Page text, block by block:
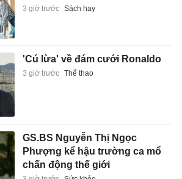
3 giờ trước Sách hay
'Cú lừa' về đám cưới Ronaldo
3 giờ trước Thể thao
GS.BS Nguyễn Thị Ngọc
Phượng kể hậu trường ca mổ
chấn động thế giới